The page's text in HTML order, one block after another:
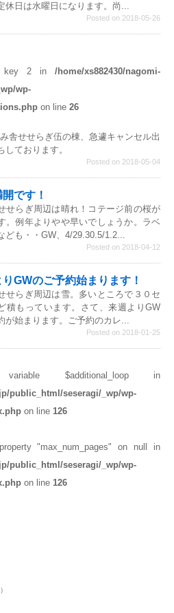
休日は水曜日になります。尚...
Posted on 2018-05-26
key 2 in /home/xs882430/nagomi-
wp-
on line 26
舎せせらぎ伍の棟、急遽キャンセル出
ております。
Posted on 2018-05-04
です！
せらぎ周辺は晴れ！コテージ前の桜が
。例年よりやや早いでしょうか。ラベ
ども・・GW、4/29.30.5/1.2...
Posted on 2018-04-12
GWのご予約始まります！
せらぎ周辺は雪。多いところで３０セ
積もっています。さて、来週よりGW
が始まります。ご予約のカレ...
Posted on 2018-01-25
$additional_loop in
public_html/seseragi/_wp/wp-
on line 126
"max_num_pages" on null in
public_html/seseragi/_wp/wp-
on line 126